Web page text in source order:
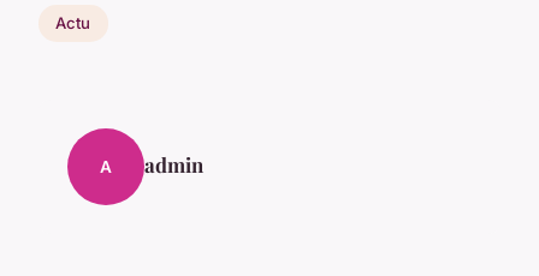
Actu
A admin